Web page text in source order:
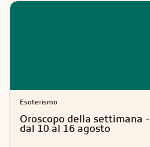
Esoterismo
Oroscopo della settimana -
dal 10 al 16 agosto